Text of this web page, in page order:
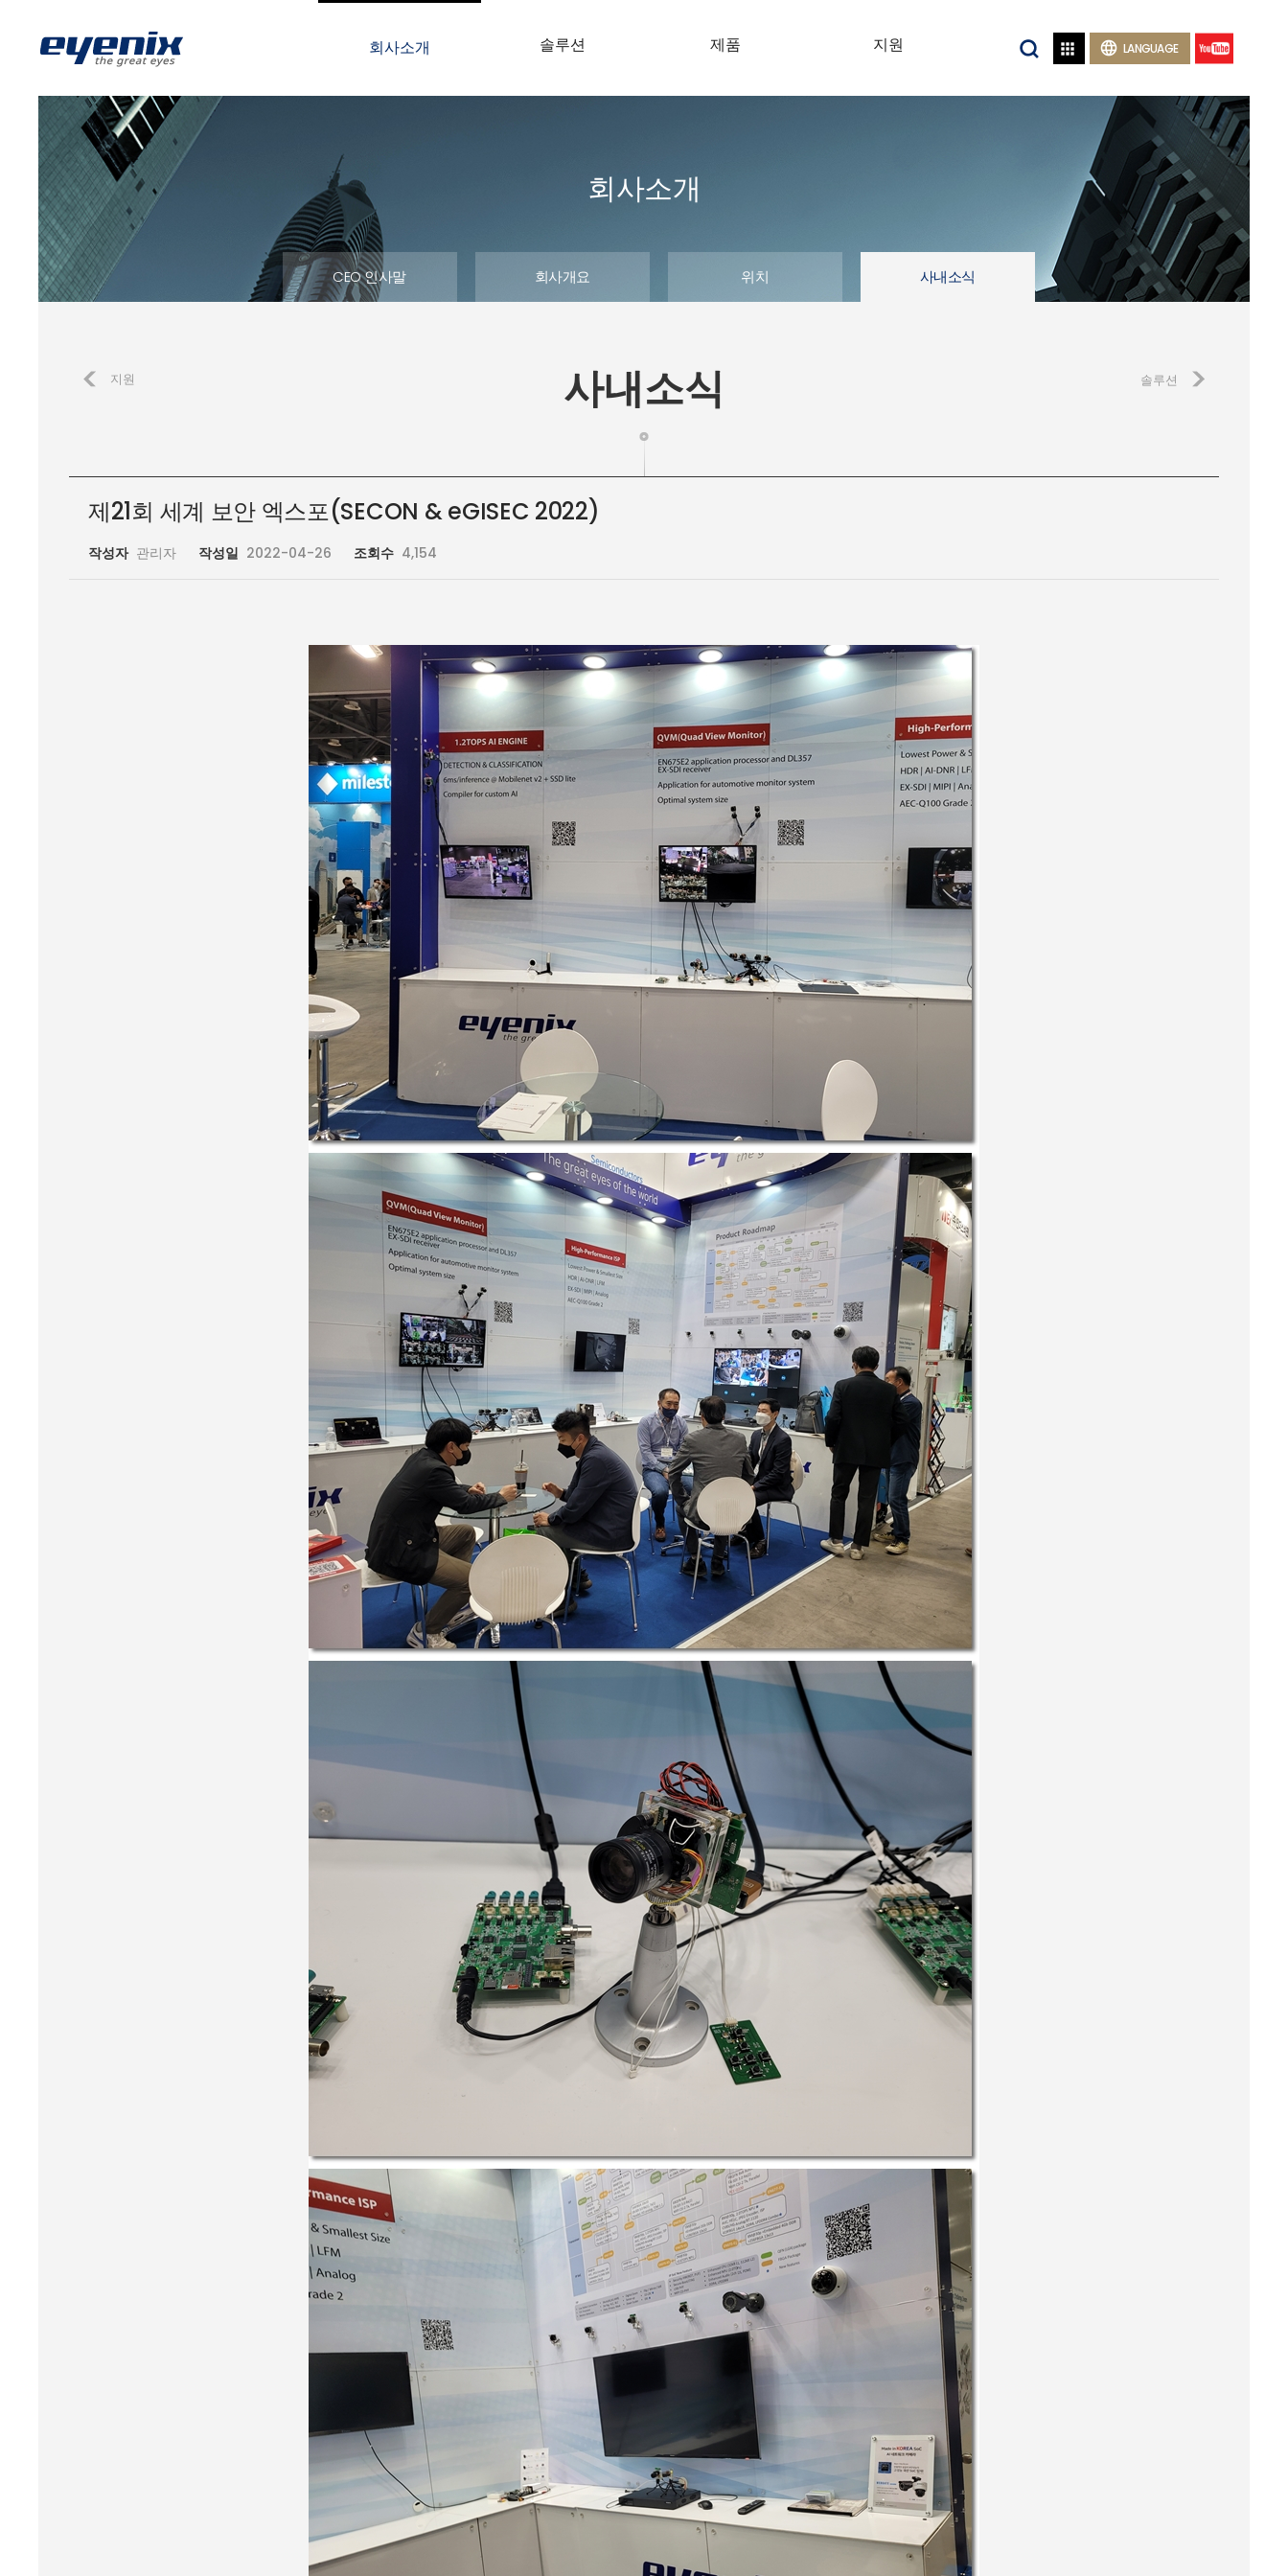
  LANGUAGE
회사소개 솔루션 제품 지원
회사소개
CEO 인사말 회사개요 위치 사내소식
사내소식
지원 솔루션
제21회 세계 보안 엑스포(SECON & eGISEC 2022)
작성자 관리자 작성일 2022-04-26 조회수 4,154